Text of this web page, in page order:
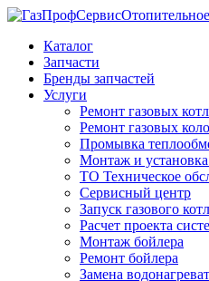
Каталог
Запчасти
Бренды запчастей
Услуги
Ремонт газовых
Ремонт газовых
Промывка
Монтаж и установка
ТО Техническое
Сервисный центр
Запуск газового
Расчет проекта
Монтаж бойлера
Ремонт бойлера
Замена